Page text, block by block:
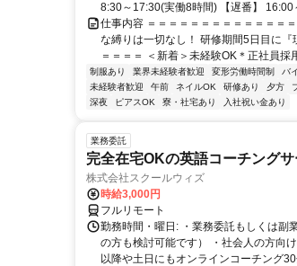
8:30～17:30(実働8時間) 【遅番】
仕事内容 ＝＝＝＝＝＝＝＝＝＝＝＝＝
な縛りは一切なし！ 研修期間5日目に
＝＝＝＝ ＜新着＞未経験OK＊正社員採
制服あり 業界未経験者歓迎 変形労働時間制 バ
未経験者歓迎
午前 ネイルOK 研修あり 夕方
深夜
ピアスOK 寮・社宅あり 入社祝い金あり
業務委託
完全在宅OKの英語コーチング
株式会社スクールウィズ
時給3,000円
フルリモート
勤務時間・曜日: ・業務委託もしくは副
の方も検討可能です） ・社会人の方向
以降や土日にもオンラインコーチング